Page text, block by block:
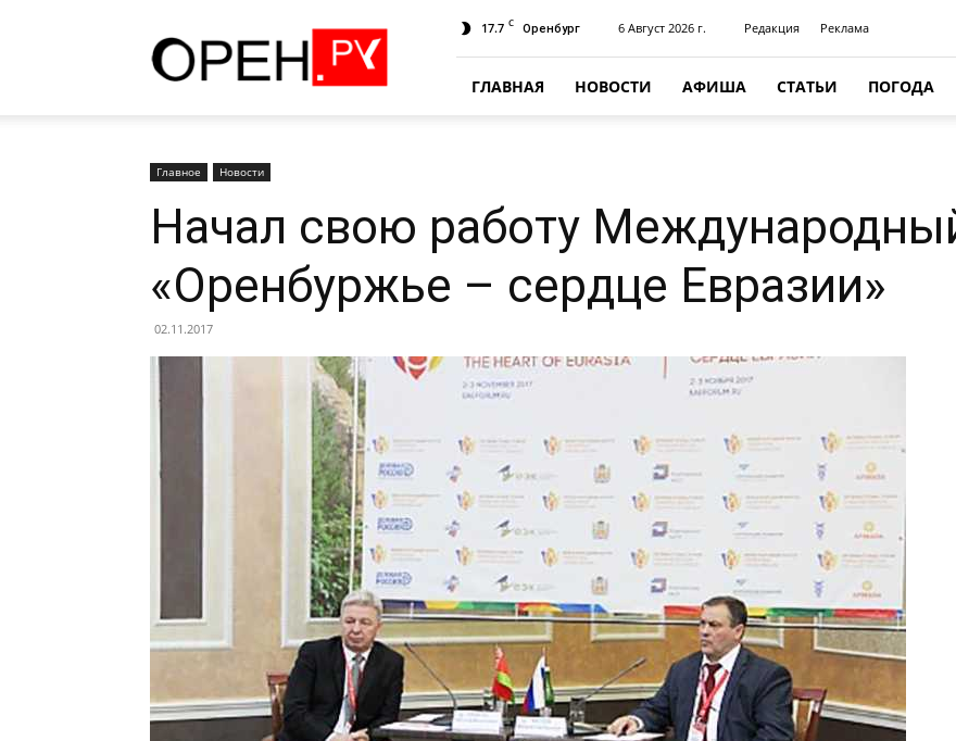
17.7 C Оренбург 6 Август 2026 г. Редакция Реклама
ГЛАВНАЯ НОВОСТИ АФИША СТАТЬИ ПОГОДА
Главное Новости
Начал свою работу
«Оренбуржье – сердце Евразии»
02.11.2017